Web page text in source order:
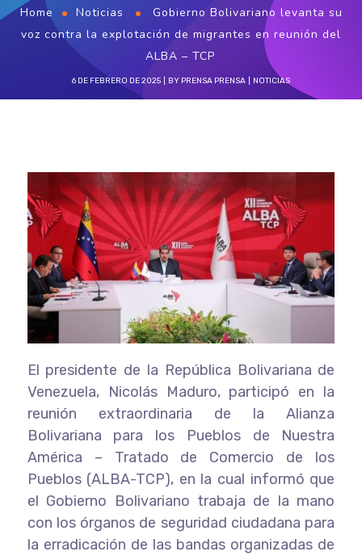
Home Noticias
Gobierno Bolivariano levanta su
voz contra la explotación de migrantes en reunión del
ALBA – TCP
6 DE FEBRERO DE 2025 BY PRENSA PRENSA NOTICIAS
El presidente de la República Bolivariana de
Venezuela, Nicolás Maduro, participó en la
reunión extraordinaria de la Alianza
Bolivariana para los Pueblos de Nuestra
América – Tratado de Comercio de los
Pueblos (ALBA-TCP), en la cual informó que
el Gobierno Bolivariano trabaja de la mano
con los órganos de seguridad ciudadana para
la erradicación de las bandas organizadas de